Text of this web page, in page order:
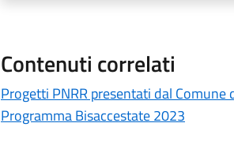
Contenuti correlati
Progetti PNRR presentati dal Comune
Programma Bisaccestate 2023